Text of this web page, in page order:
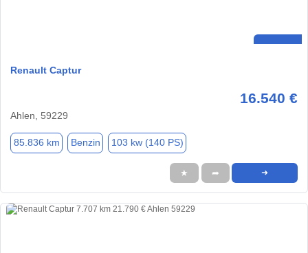
Renault Captur
16.540 €
Ahlen, 59229
85.836 km Benzin 103 kw (140 PS)
★ ➦ ➜